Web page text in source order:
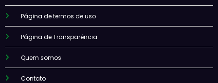
Página de termos de uso
Página de Transparência
Quem somos
Contato